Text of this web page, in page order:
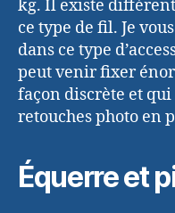
kg. Il existe
ce type de fil. Je
dans ce type
peut venir fixer
façon discrète et
retouches photo en
Équerre et